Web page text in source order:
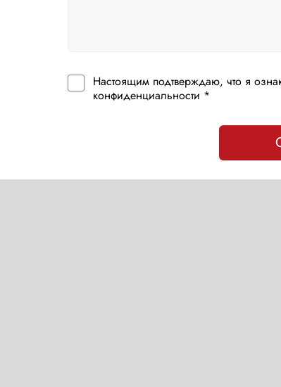
Настоящим подтверждаю, что я
конфиденциальности *